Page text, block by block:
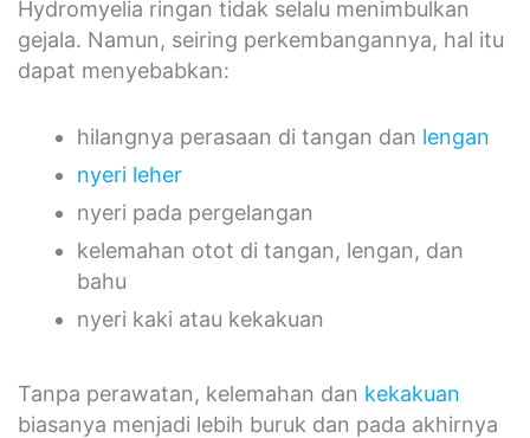
Hydromyelia ringan tidak selalu menimbulkan
gejala. Namun, seiring perkembangannya, hal itu
dapat menyebabkan:
hilangnya perasaan di tangan dan lengan
nyeri leher
nyeri pada pergelangan
kelemahan otot di tangan, lengan, dan
bahu
nyeri kaki atau kekakuan
Tanpa perawatan, kelemahan dan kekakuan
biasanya menjadi lebih buruk dan pada akhirnya